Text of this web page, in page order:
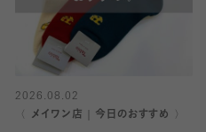
2026.08.02
〈 メイワン店｜今日のおすすめ 〉